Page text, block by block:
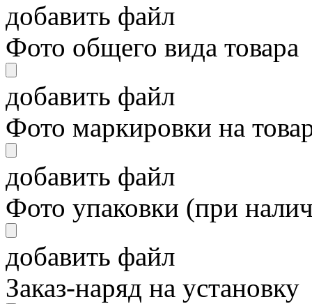
добавить файл
Фото общего вида товара
добавить файл
Фото маркировки на
добавить файл
Фото упаковки (при
добавить файл
Заказ-наряд на установку